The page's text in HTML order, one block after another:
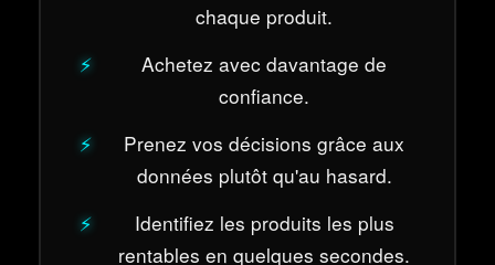
chaque produit.
Achetez avec davantage de
confiance.
Prenez vos décisions grâce aux
données plutôt qu'au hasard.
Identifiez les produits les plus
rentables en quelques secondes.